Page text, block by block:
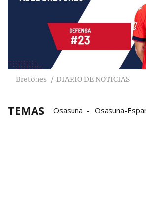
Bretones DIARIO DE NOTICIAS
TEMAS Osasuna
Osasuna-